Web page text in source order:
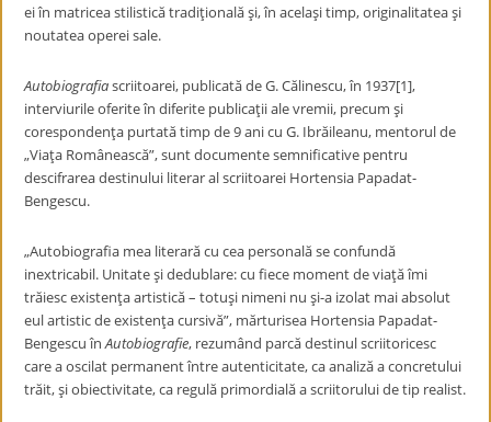
ei în matricea stilistică tradiţională şi, în acelaşi timp, originalitatea şi
noutatea operei sale.
Autobiografiascriitoarei, publicată de G. Călinescu, în 1937[1],
interviurile oferite în diferite publicaţii ale vremii, precum şi
corespondenţa purtată timp de 9 ani cu G. Ibrăileanu, mentorul de
„Viaţa Românească”, sunt documente semnificative pentru
descifrarea destinului literar al scriitoarei Hortensia Papadat-
Bengescu.
„Autobiografia mea literară cu cea personală se confundă
inextricabil. Unitate şi dedublare: cu fiece moment de viaţă îmi
trăiesc existenţa artistică – totuşi nimeni nu şi-a izolat mai absolut
eul artistic de existenţa cursivă”, mărturisea Hortensia Papadat-
Bengescu înAutobiografie, rezumând parcă destinul scriitoricesc
care a oscilat permanent între autenticitate, ca analiză a concretului
trăit, şi obiectivitate, ca regulă primordială a scriitorului de tip realist.